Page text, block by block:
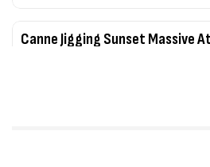
Canne Jigging Sunset Massive